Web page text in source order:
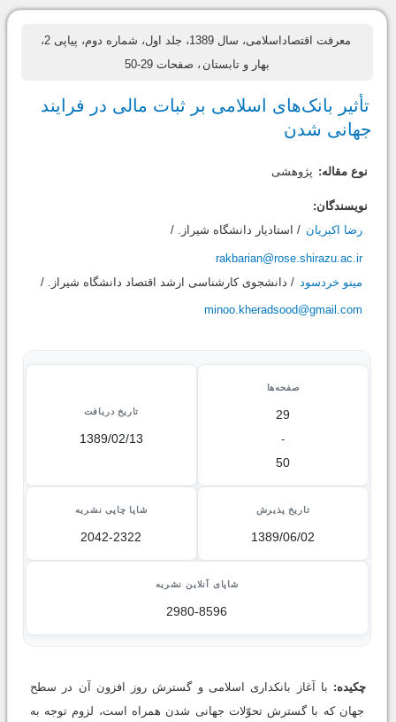
معرفت اقتصاداسلامی، سال 1389، جلد اول، شماره دوم، پیاپی 2،
بهار و تابستان ، صفحات 29-50
تأثیر بانک‌های اسلامی بر ثبات مالی در فرایند
جهانی شدن
نوع مقاله: پژوهشی
نویسندگان:
رضا اکبریان / استاديار دانشگاه شیراز. /
rakbarian@rose.shirazu.ac.ir
مینو خردسود / دانشجوی کارشناسی ارشد اقتصاد دانشگاه شیراز. /
minoo.kheradsood@gmail.com
صفحه‌ها
29
-
50
تاریخ دریافت
1389/02/13
تاریخ پذیرش
1389/06/02
شاپا چاپی نشریه
2042-2322
شاپای آنلاین نشریه
2980-8596
چکیده: با آغاز بانکداری اسلامی و گسترش روز افزون آن در سطح
جهان که با گسترش تحوّلات جهانی شدن همراه است، لزوم توجه به